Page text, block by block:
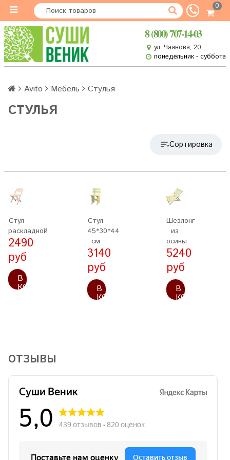
0
8 (800) 707-14-03
ул. Чаянова, 20
понедельник - суббота
Avito Мебель Стулья
СТУЛЬЯ
Сортировка
Стул
раскладной
2490
руб
В
КОРЗИНУ
Стул
45*30*44
см
3140
руб
В
КОРЗИНУ
Шезлонг
из
осины
5240
руб
В
КОРЗИНУ
ОТЗЫВЫ